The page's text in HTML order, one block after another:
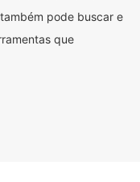
pode buscar e
que